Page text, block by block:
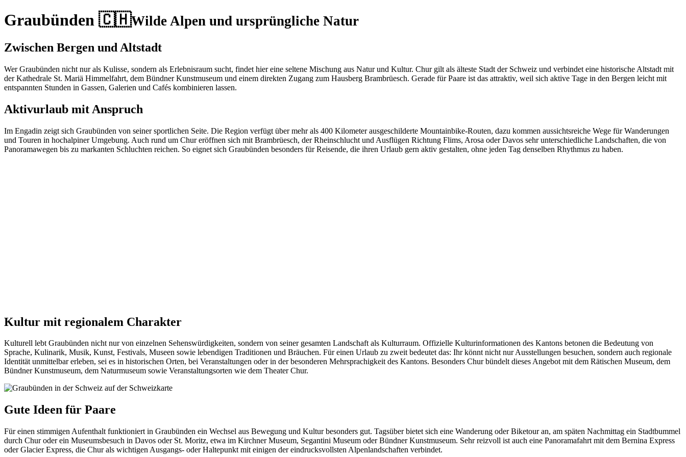
Graubünden 🇨🇭Wilde Alpen und ursprüngliche Natur
Zwischen Bergen und Altstadt
Wer Graubünden nicht nur als Kulisse, sondern als Erlebnisraum sucht, findet hier eine seltene Mischung aus Natur und Kultur. Chur gilt als älteste Stadt der Schweiz und verbindet eine historische Altstadt mit
der Kathedrale St. Mariä Himmelfahrt, dem Bündner Kunstmuseum und einem direkten Zugang zum Hausberg Brambrüesch. Gerade für Paare ist das attraktiv, weil sich aktive Tage in den Bergen leicht mit
entspannten Stunden in Gassen, Galerien und Cafés kombinieren lassen.
Aktivurlaub mit Anspruch
Im Engadin zeigt sich Graubünden von seiner sportlichen Seite. Die Region verfügt über mehr als 400 Kilometer ausgeschilderte Mountainbike-Routen, dazu kommen aussichtsreiche Wege für Wanderungen
und Touren in hochalpiner Umgebung. Auch rund um Chur eröffnen sich mit Brambrüesch, der Rheinschlucht und Ausflügen Richtung Flims, Arosa oder Davos sehr unterschiedliche Landschaften, die von
Panoramawegen bis zu markanten Schluchten reichen. So eignet sich Graubünden besonders für Reisende, die ihren Urlaub gern aktiv gestalten, ohne jeden Tag denselben Rhythmus zu haben.
Kultur mit regionalem Charakter
Kulturell lebt Graubünden nicht nur von einzelnen Sehenswürdigkeiten, sondern von seiner gesamten Landschaft als Kulturraum. Offizielle Kulturinformationen des Kantons betonen die Bedeutung von
Sprache, Kulinarik, Musik, Kunst, Festivals, Museen sowie lebendigen Traditionen und Bräuchen. Für einen Urlaub zu zweit bedeutet das: Ihr könnt nicht nur Ausstellungen besuchen, sondern auch regionale
Identität unmittelbar erleben, sei es in historischen Orten, bei Veranstaltungen oder in der besonderen Mehrsprachigkeit des Kantons. Besonders Chur bündelt dieses Angebot mit dem Rätischen Museum, dem
Bündner Kunstmuseum, dem Naturmuseum sowie Veranstaltungsorten wie dem Theater Chur.
Gute Ideen für Paare
Für einen stimmigen Aufenthalt funktioniert in Graubünden ein Wechsel aus Bewegung und Kultur besonders gut. Tagsüber bietet sich eine Wanderung oder Biketour an, am späten Nachmittag ein Stadtbummel
durch Chur oder ein Museumsbesuch in Davos oder St. Moritz, etwa im Kirchner Museum, Segantini Museum oder Bündner Kunstmuseum. Sehr reizvoll ist auch eine Panoramafahrt mit dem Bernina Express
oder Glacier Express, die Chur als wichtigen Ausgangs- oder Haltepunkt mit einigen der eindrucksvollsten Alpenlandschaften verbindet.